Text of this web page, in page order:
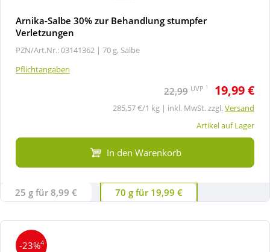
Arnika-Salbe 30% zur Behandlung stumpfer
Verletzungen
PZN/Art.Nr.: 03141362 | 70 g, Salbe
Pflichtangaben
22,99 UVP 1 19,99 €
285,57 €/1 kg | inkl. MwSt. zzgl.Versand
Artikel auf Lager
In den Warenkorb
25 g für 8,99 € 70 g für 19,99 €
-23%4